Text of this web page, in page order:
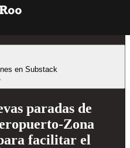
en Substack
paradas de
Zona
facilitar el